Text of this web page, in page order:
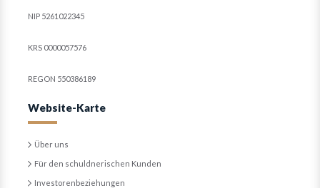
NIP 5261022345
KRS 0000057576
REGON 550386189
Website-Karte
Über uns
Für den schuldnerischen Kunden
Investorenbeziehungen